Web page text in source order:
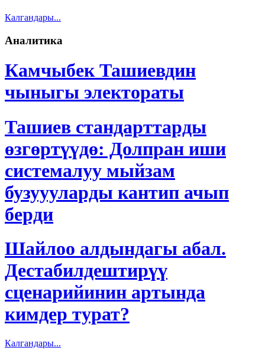
Калгандары...
Аналитика
Камчыбек Ташиевдин
чыныгы электораты
Ташиев стандарттарды
өзгөртүүдө: Долпран иши
системалуу мыйзам
бузуууларды кантип ачып
берди
Шайлоо алдындагы абал.
Дестабилдештирүү
сценарийинин артында
кимдер турат?
Калгандары...